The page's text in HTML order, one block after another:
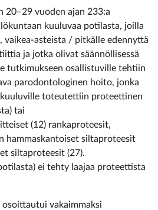
20–29 vuoden ajan 233:a
kuuluvaa potilasta, joilla
asteista / pitkälle edennyttä
ja jotka olivat säännöllisessä
tutkimukseen osallistuville tehtiin
parodontologinen hoito, jonka
toteutettiin proteettinen
tai
(12) rankaproteesit,
hammaskantoiset siltaproteesit
siltaproteesit (27).
ei tehty laajaa proteettista
vakaimmaksi